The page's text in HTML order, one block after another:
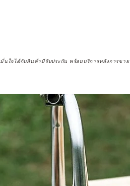
มั่นใจได้กับสินค้ามีรับประกัน พร้อมบริการหลังการขาย